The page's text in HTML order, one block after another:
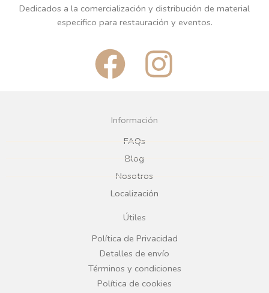
Dedicados a la comercialización y distribución de material
especifico para restauración y eventos.
F
a
c
e
b
o
o
k
I
n
g
r
a
Información
FAQs
Blog
Nosotros
Localización
Útiles
Política de Privacidad
Detalles de envío
Términos y condiciones
Política de cookies